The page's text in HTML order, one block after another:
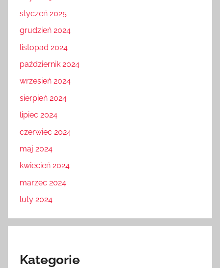
styczeń 2025
grudzień 2024
listopad 2024
październik 2024
wrzesień 2024
sierpień 2024
lipiec 2024
czerwiec 2024
maj 2024
kwiecień 2024
marzec 2024
luty 2024
Kategorie